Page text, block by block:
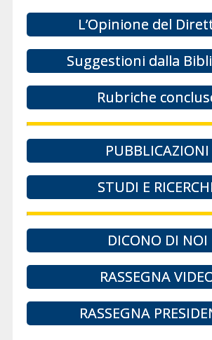
L’Opinione del
Suggestioni dalla
Rubriche
PUBBLICAZIONI
STUDI E
DICONO DI NOI
RASSEGNA
RASSEGNA